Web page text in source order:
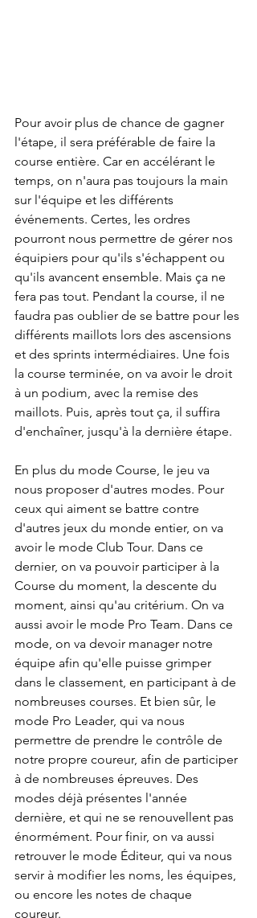
Pour avoir plus de chance de gagner
l'étape, il sera préférable de faire la
course entière. Car en accélérant le
temps, on n'aura pas toujours la main
sur l'équipe et les différents
événements. Certes, les ordres
pourront nous permettre de gérer nos
équipiers pour qu'ils s'échappent ou
qu'ils avancent ensemble. Mais ça ne
fera pas tout. Pendant la course, il ne
faudra pas oublier de se battre pour les
différents maillots lors des ascensions
et des sprints intermédiaires. Une fois
la course terminée, on va avoir le droit
à un podium, avec la remise des
maillots. Puis, après tout ça, il suffira
d'enchaîner, jusqu'à la dernière étape.
En plus du mode Course, le jeu va
nous proposer d'autres modes. Pour
ceux qui aiment se battre contre
d'autres jeux du monde entier, on va
avoir le mode Club Tour. Dans ce
dernier, on va pouvoir participer à la
Course du moment, la descente du
moment, ainsi qu'au critérium. On va
aussi avoir le mode Pro Team. Dans ce
mode, on va devoir manager notre
équipe afin qu'elle puisse grimper
dans le classement, en participant à de
nombreuses courses. Et bien sûr, le
mode Pro Leader, qui va nous
permettre de prendre le contrôle de
notre propre coureur, afin de participer
à de nombreuses épreuves. Des
modes déjà présentes l'année
dernière, et qui ne se renouvellent pas
énormément. Pour finir, on va aussi
retrouver le mode Éditeur, qui va nous
servir à modifier les noms, les équipes,
ou encore les notes de chaque
coureur.